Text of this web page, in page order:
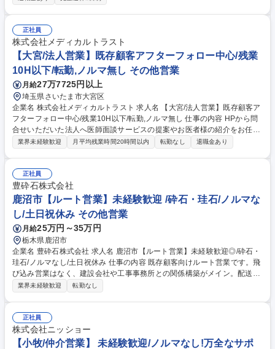
定期訪問（現状ヒアリング・アドバイス） ●販促キャンペーンの企画提案
やSNS活用のサポート ●美容技術や皮膚理論、新商品の勉強会実施 ●新規
オープンを検討中の方への開業支援 【魅力】相手は1人でサロンを営む女
性オーナー様が中心。経営の孤独に寄り添い、共に喜びを分かち合える
「貢献実感」の強い仕事です。 募集職種 未経験歓迎【石川】エステサロ
ンの運営サポート 年休125日/ノルマ無/マイカー可
正社員
株式会社メディカルトラスト
【大宮/法人営業】既存顧客アフターフォロー中心/残業
10H以下/転勤,ノルマ無し その他営業
月給27万7725円以上
埼玉県さいたま市大宮区
企業名 株式会社メディカルトラスト 求人名 【大宮/法人営業】既存顧客ア
フターフォロー中心/残業10H以下/転勤,ノルマ無し 仕事の内容 HPから問
合せいただいた法人へ医師面談サービスの提案やお医者様の紹介をお任せ
します。法律で従業員数50名以上の事業場は「産業医の選任」が義務付け
ー業務が中心です。ただし、医師開拓や新規事業など業務が多岐に渡るの
で、自発的に動いて頂ける経験豊富な方をお待ちしています。 ■お問合せ
頂いた企業に対して、サービス内容の説明や料金の見積もり ■企業の産業
医となるお医者様を検討、企業と医師の顔合わせに立会い ■企業とお医者
様へ定期的にフォロー 募集職種 【大宮/法人営業】既存顧客アフターフォ
ロー中心/残業10H以下/転勤,ノルマ無し
業界未経験歓迎 月平均残業時間20時間以内 転勤なし 退職金あり
正社員
豊砕石株式会社
鹿沼市【ルート営業】未経験歓迎 /砕石・珪石/ノルマな
し/土日祝休み その他営業
月給25万円～35万円
栃木県鹿沼市
企業名 豊砕石株式会社 求人名 鹿沼市【ルート営業】未経験歓迎◎/砕石・
珪石/ノルマなし/土日祝休み 仕事の内容 既存顧客向けルート営業です。飛
び込み営業はなく、建設会社や工事事務所との関係構築がメイン。配送ル
ート確認や現場監督との打ち合わせ、マニフェスト管理など幅広い業務を
せ ■産業廃棄物のマニフェスト管理、各種届出業務 【業務内容の変更範
囲】当社の指定する業務 募集職種 鹿沼市【ルート営業】未経験歓迎◎/砕
石・珪石/ノルマなし/土日祝休み
業界未経験歓迎 転勤なし
正社員
株式会社ニッショー
【小牧/仲介営業】 未経験歓迎/ノルマなし!万全なサポ